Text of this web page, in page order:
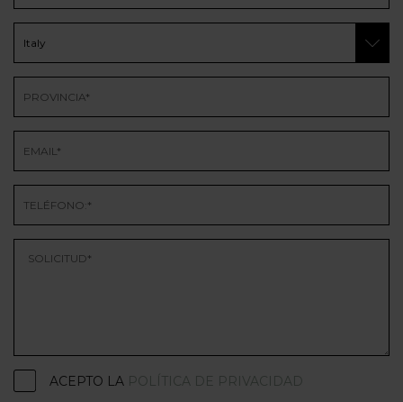
ACEPTO LA POLÍTICA DE PRIVACIDAD